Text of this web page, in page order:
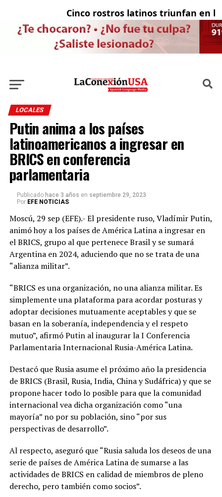
Cinco rostros latinos triunfan en laEl
LOCALES
Putin anima a los países
latinoamericanos a ingresar en
BRICS en conferencia
parlamentaria
Publicado hace 3 años en septiembre 29, 2023
Por EFE NOTICIAS
Moscú, 29 sep (EFE).- El presidente ruso, Vladímir Putin,
animó hoy a los países de América Latina a ingresar en
el BRICS, grupo al que pertenece Brasil y se sumará
Argentina en 2024, aduciendo que no se trata de una
“alianza militar”.
“BRICS es una organización, no una alianza militar. Es
simplemente una plataforma para acordar posturas y
adoptar decisiones mutuamente aceptables y que se
basan en la soberanía, independencia y el respeto
mutuo”, afirmó Putin al inaugurar la I Conferencia
Parlamentaria Internacional Rusia-América Latina.
Destacó que Rusia asume el próximo año la presidencia
de BRICS (Brasil, Rusia, India, China y Sudáfrica) y que se
propone hacer todo lo posible para que la comunidad
internacional vea dicha organización como “una
mayoría” no por su población, sino “por sus
perspectivas de desarrollo”.
Al respecto, aseguró que “Rusia saluda los deseos de una
serie de países de América Latina de sumarse a las
actividades de BRICS en calidad de miembros de pleno
derecho, pero también como socios”.